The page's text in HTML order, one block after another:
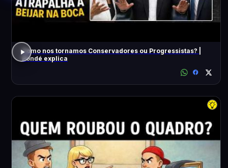
Como nos tornamos Conservadores ou Progressistas? |
Pondé explica